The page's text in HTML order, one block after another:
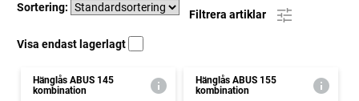
Sortering:
Filtrera artiklar
Visa endast lagerlagt
Hänglås ABUS 145
kombination
Hänglås ABUS 155
kombination